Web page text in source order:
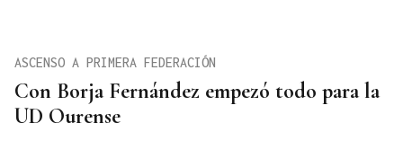
Con Borja Fernández empezó todo para la
UD Ourense
ASCENSO A PRIMERA FEDERACIÓN